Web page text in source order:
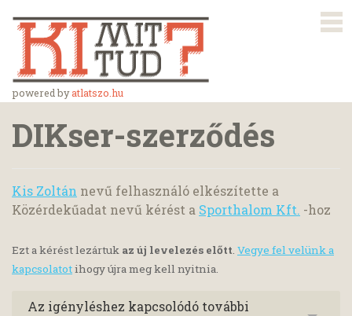
powered byatlatszo.hu
DIKser-szerződés
Kis Zoltán nevű felhasználó elkészítette a
Közérdekűadat nevű kérést a Sporthalom Kft. -hoz
Ezt a kérést lezártuk az új levelezés előtt. Vegye fel velünk a
kapcsolatotihogy újra meg kell nyitnia.
Az igényléshez kapcsolódó további